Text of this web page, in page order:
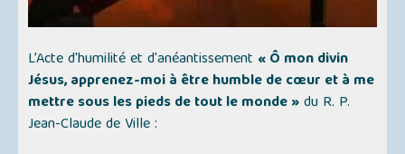
L’Acte d'humilité et d'anéantissement « Ô mon divin
Jésus, apprenez-moi à être humble de cœur et à me
mettre sous les pieds de tout le monde »du R. P.
Jean-Claude de Ville :